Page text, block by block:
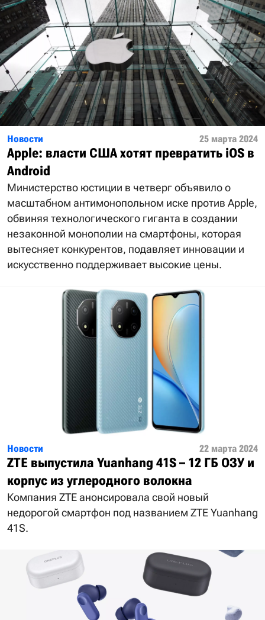
Новости 25 марта 2024
Apple: власти США хотят превратить iOS в
Android
Министерство юстиции в четверг объявило о
масштабном антимонопольном иске против Apple,
обвиняя технологического гиганта в создании
незаконной монополии на смартфоны, которая
вытесняет конкурентов, подавляет инновации и
искусственно поддерживает высокие цены.
Новости 22 марта 2024
ZTE выпустила Yuanhang 41S – 12 ГБ ОЗУ и
корпус из углеродного волокна
Компания ZTE анонсировала свой новый
недорогой смартфон под названием ZTE Yuanhang
41S.